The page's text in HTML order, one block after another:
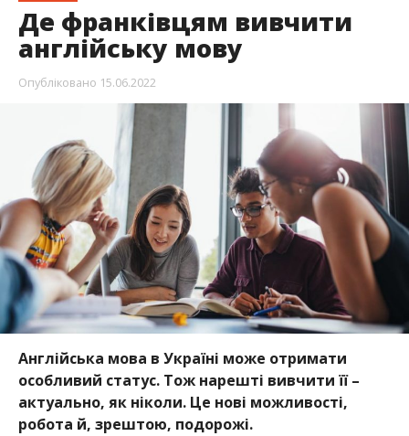
Де франківцям вивчити
англійську мову
Опубліковано 15.06.2022
Англійська мова в Україні може отримати
особливий статус. Тож нарешті вивчити її –
актуально, як ніколи. Це нові можливості,
робота й, зрештою, подорожі.